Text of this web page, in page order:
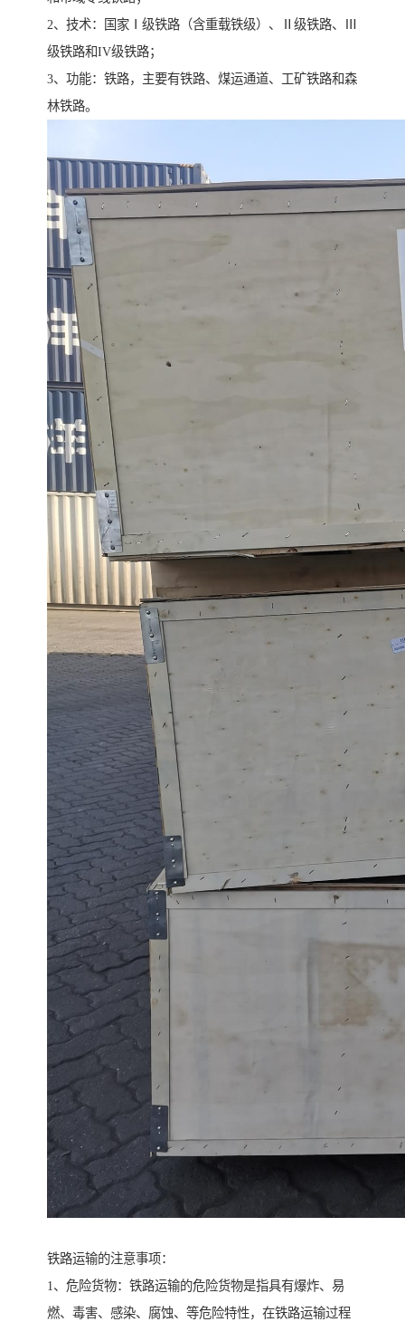
2、技术：国家Ⅰ级铁路（含重载铁级）、Ⅱ级铁路、Ⅲ
级铁路和IV级铁路；
3、功能：铁路，主要有铁路、煤运通道、工矿铁路和森
林铁路。
铁路运输的注意事项：
1、危险货物：铁路运输的危险货物是指具有爆炸、易
燃、毒害、感染、腐蚀、等危险特性，在铁路运输过程